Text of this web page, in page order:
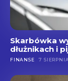
Skarbówka
dłużnikach i
FINANSE 7